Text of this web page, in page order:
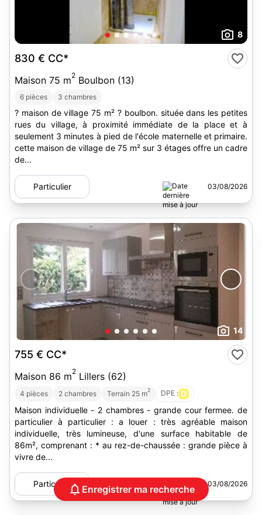
8
830 € CC*
Maison 75 m2 Boulbon (13)
6 pièces 3 chambres
? maison de village 75 m² ? boulbon. située dans les petites
rues du village, à proximité immédiate de la place et à
seulement 3 minutes à pied de l'école maternelle et primaire.
cette maison de village de 75 m² sur 3 étages offre un cadre
de...
Particulier 03/08/2026
14
755 € CC*
Maison 86 m2 Lillers (62)
4 pièces 2 chambres Terrain 25 m2 DPE : D
Maison individuelle - 2 chambres - grande cour fermee. de
particulier à particulier : a louer : très agréable maison
individuelle, très lumineuse, d'une surface habitable de
86m², comprenant : * au rez-de-chaussée : grande pièce à
vivre de...
Particulier 03/08/2026
Enregistrer ma recherche